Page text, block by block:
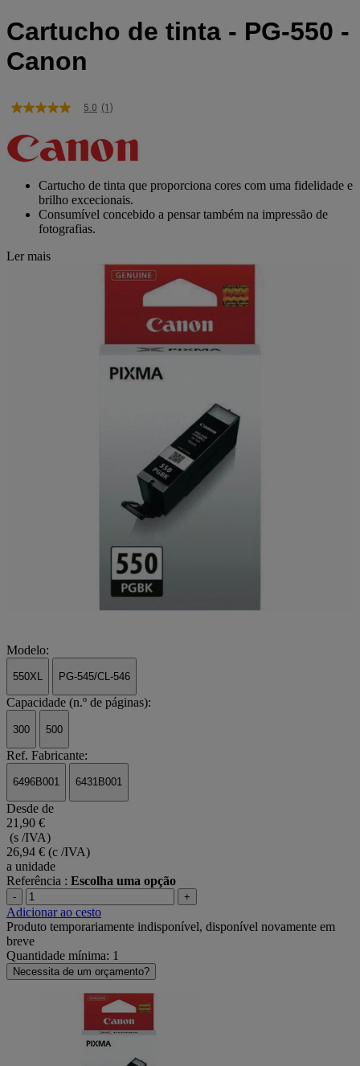
Cartucho de tinta - PG-550 -
Canon
5.0
5
estrelas,
valor
classificação.
Read
Link
5.0 (1)
Cartucho de tinta que proporciona cores com uma fidelidade e
brilho excecionais.
Consumível concebido a pensar também na impressão de
fotografias.
Ler mais
Modelo:
550XL PG-545/CL-546
Capacidade (n.º de páginas):
300 500
Ref. Fabricante:
6496B001 6431B001
Desde de
21,90 €
(s /IVA)
26,94 € (c /IVA)
a unidade
Referência : Escolha uma opção
- +
Adicionar ao cesto
Produto temporariamente indisponível, disponível novamente em
breve
Quantidade mínima: 1
Necessita de um orçamento?